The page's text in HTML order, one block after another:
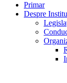
Primar
Despre